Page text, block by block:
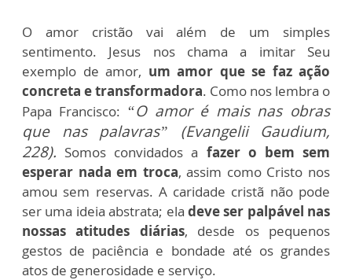
O amor cristão vai além de um simples
sentimento. Jesus nos chama a imitar Seu
exemplo de amor, um amor que se faz ação
concreta e transformadora. Como nos lembra o
Papa Francisco: “O amor é mais nas obras
que nas palavras” (Evangelii Gaudium,
228). Somos convidados a fazer o bem sem
esperar nada em troca, assim como Cristo nos
amou sem reservas. A caridade cristã não pode
ser uma ideia abstrata; ela deve ser palpável nas
nossas atitudes diárias, desde os pequenos
gestos de paciência e bondade até os grandes
atos de generosidade e serviço.